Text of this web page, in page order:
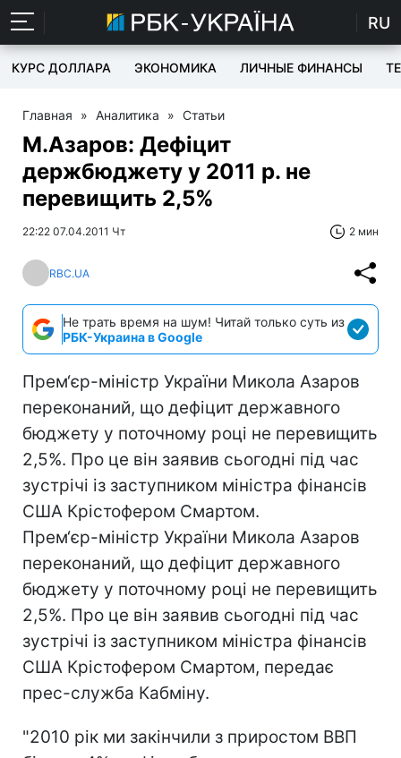
RU
КУРС ДОЛЛАРА ЭКОНОМИКА ЛИЧНЫЕ ФИНАНСЫ
Главная » Аналитика » Статьи
М.Азаров: Дефіцит
держбюджету у 2011 р. не
перевищить 2,5%
22:22 07.04.2011 Чт 2 мин
RBC.UA
Не трать время на шум! Читай только суть из
РБК-Украина в Google
Прем‘єр-міністр України Микола Азаров
переконаний, що дефіцит державного
бюджету у поточному році не перевищить
2,5%. Про це він заявив сьогодні під час
зустрічі із заступником міністра фінансів
США Крістофером Смартом.
Прем‘єр-міністр України Микола Азаров
переконаний, що дефіцит державного
бюджету у поточному році не перевищить
2,5%. Про це він заявив сьогодні під час
зустрічі із заступником міністра фінансів
США Крістофером Смартом, передає
прес-служба Кабміну.
"2010 рік ми закінчили з приростом ВВП